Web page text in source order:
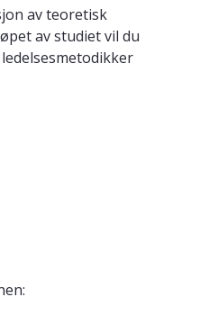
av teoretisk
av studiet vil du